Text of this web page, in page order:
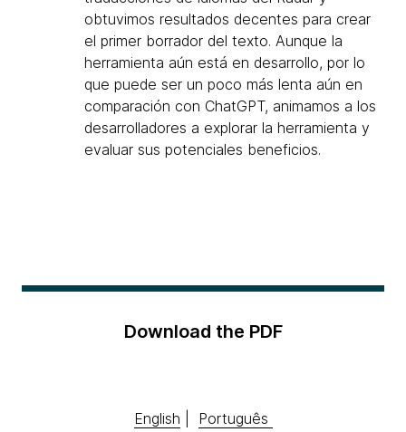
obtuvimos resultados decentes para crear
el primer borrador del texto. Aunque la
herramienta aún está en desarrollo, por lo
que puede ser un poco más lenta aún en
comparación con ChatGPT, animamos a los
desarrolladores a explorar la herramienta y
evaluar sus potenciales beneficios.
Download the PDF
English Português